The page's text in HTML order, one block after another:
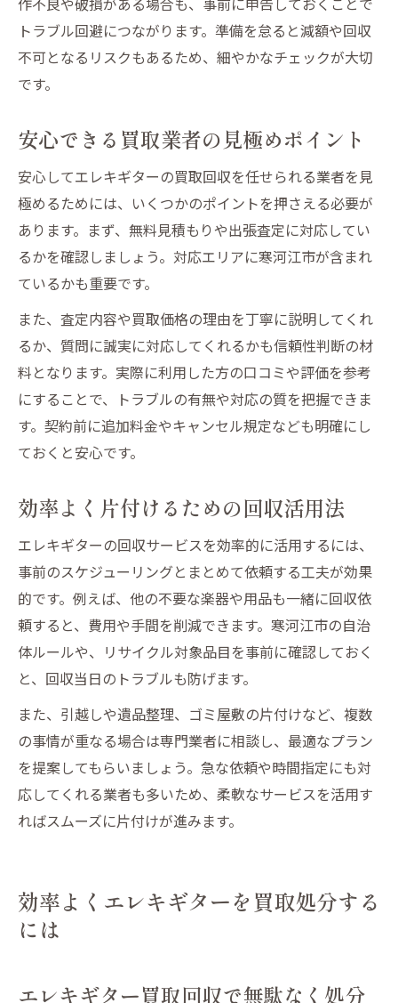
トラブル回避につながります。準備を怠ると減額や回収
不可となるリスクもあるため、細やかなチェックが大切
です。
安心できる買取業者の見極めポイント
安心してエレキギターの買取回収を任せられる業者を見
極めるためには、いくつかのポイントを押さえる必要が
あります。まず、無料見積もりや出張査定に対応してい
るかを確認しましょう。対応エリアに寒河江市が含まれ
ているかも重要です。
また、査定内容や買取価格の理由を丁寧に説明してくれ
るか、質問に誠実に対応してくれるかも信頼性判断の材
料となります。実際に利用した方の口コミや評価を参考
にすることで、トラブルの有無や対応の質を把握できま
す。契約前に追加料金やキャンセル規定なども明確にし
ておくと安心です。
効率よく片付けるための回収活用法
エレキギターの回収サービスを効率的に活用するには、
事前のスケジューリングとまとめて依頼する工夫が効果
的です。例えば、他の不要な楽器や用品も一緒に回収依
頼すると、費用や手間を削減できます。寒河江市の自治
体ルールや、リサイクル対象品目を事前に確認しておく
と、回収当日のトラブルも防げます。
また、引越しや遺品整理、ゴミ屋敷の片付けなど、複数
の事情が重なる場合は専門業者に相談し、最適なプラン
を提案してもらいましょう。急な依頼や時間指定にも対
応してくれる業者も多いため、柔軟なサービスを活用す
ればスムーズに片付けが進みます。
効率よくエレキギターを買取処分する
には
エレキギター買取回収で無駄なく処分